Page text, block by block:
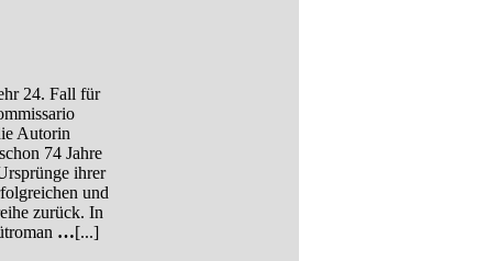
24. Fall für
Autorin
74 Jahre
ihrer
und
zurück. In
…[...]